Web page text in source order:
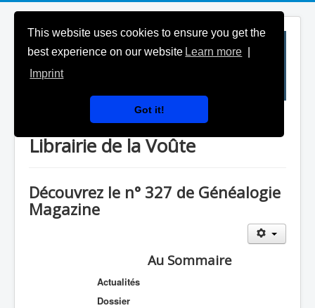
This website uses cookies to ensure you get the
best experience on our website Learn more
Imprint
Got it!
Généalogie Magazine & la
Librairie de la Voûte
Découvrez le n° 327 de Généalogie
Magazine
Au Sommaire
Actualités
Dossier